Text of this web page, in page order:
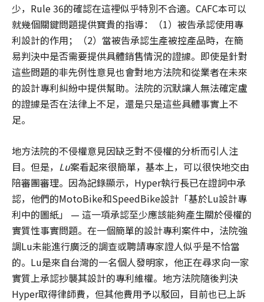
少，Rule 36的確認在這裡似乎特別不合適。CAFC本可以
就幾個關鍵問題提供寶貴的指導：（1）被告承認使用專
利設計的作用；（2）當被告承認生產被控產品時，在簡
易判決中是否需要提供具體銷售情況的證據。即使是針對
這些問題的非先例性意見也會對地方法院和從業者在未來
的設計專利糾紛中提供幫助。法院的沉默讓人無法確定盧
的證據是否在法律上不足，還是只是這些具體事實上不
足。
地方法院的不侵權意見因缺乏對不侵權的分析而引人注
目。但是， Lu案看起來很簡單，基本上，可以很快地交由
陪審團審理。因為記錄顯示，Hyper執行長已在證詞中承
認，他們的MotoBike和SpeedBike設計「基於Lu設計專
利中的圖紙」 — 這一項承認至少應該能夠產生關於侵權的
實質性事實問題。在一個簡單的設計專利案件中，法院強
調Lu未能進行廣泛的調查或聘請專家證人似乎是不恰當
的。Lu是來自台灣的一名個人發明家，他正在尋求向一家
實質上承認抄襲其設計的專利維權。地方法院隨後判決
Hyper取得律師費，但其他費用予以駁回，目前也已上訴